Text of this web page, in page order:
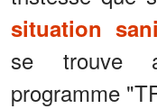
situation
se trouve
programme